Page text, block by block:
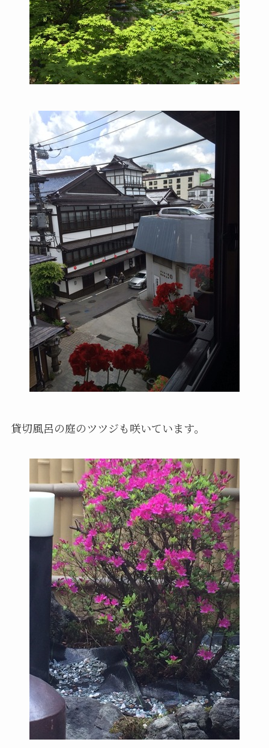
貸切風呂の庭のツツジも咲いています。